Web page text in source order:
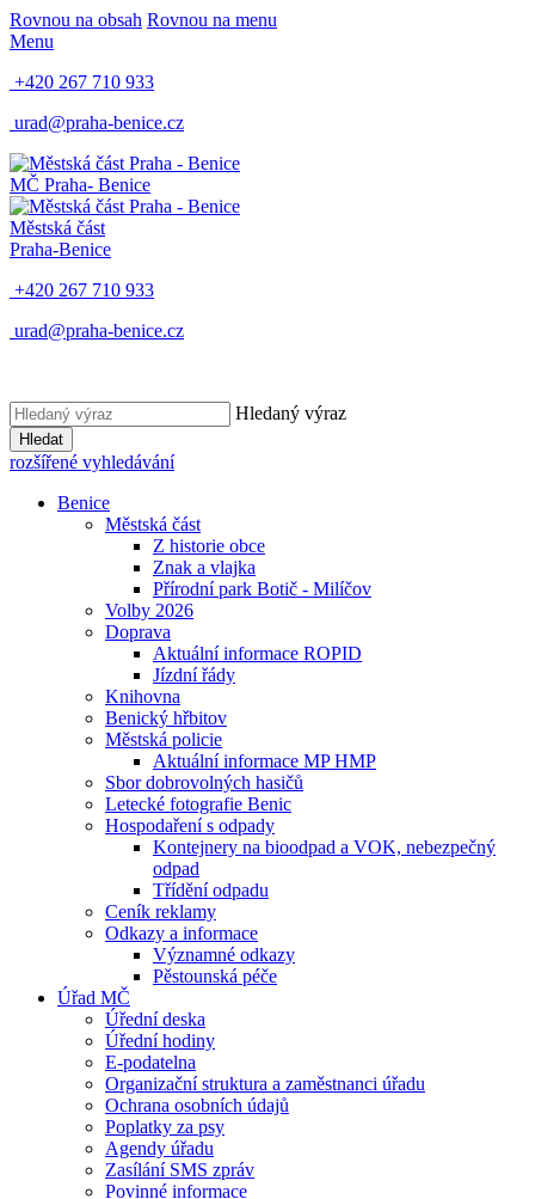
Rovnou na obsah Rovnou na menu
Menu
+420 267 710 933
urad@praha-benice.cz
MČ Praha- Benice
Městská část
Praha-Benice
+420 267 710 933
urad@praha-benice.cz
Hledaný výraz
Hledat
rozšířené vyhledávání
Benice
Městská část
Z historie obce
Znak a vlajka
Přírodní park Botič - Milíčov
Volby 2026
Doprava
Aktuální informace ROPID
Jízdní řády
Knihovna
Benický hřbitov
Městská policie
Aktuální informace MP HMP
Sbor dobrovolných hasičů
Letecké fotografie Benic
Hospodaření s odpady
Kontejnery na bioodpad a VOK, nebezpečný
odpad
Třídění odpadu
Ceník reklamy
Odkazy a informace
Významné odkazy
Pěstounská péče
Úřad MČ
Úřední deska
Úřední hodiny
E-podatelna
Organizační struktura a zaměstnanci úřadu
Ochrana osobních údajů
Poplatky za psy
Agendy úřadu
Zasílání SMS zpráv
Povinné informace